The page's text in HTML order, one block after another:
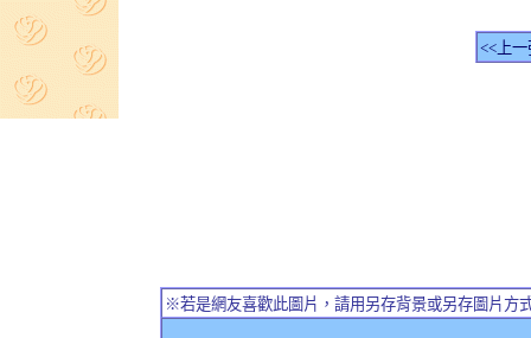
<<上一
※若是網友喜歡此圖片，請用另存背景或另存圖片方